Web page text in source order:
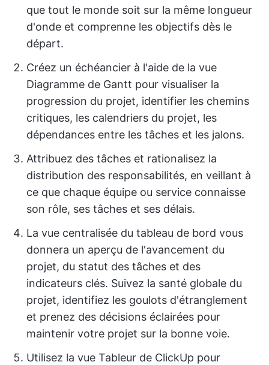
que tout le monde soit sur la même longueur
d'onde et comprenne les objectifs dès le
départ.
Créez un échéancier à l'aide de la vue
Diagramme de Gantt pour visualiser la
progression du projet, identifier les chemins
critiques, les calendriers du projet, les
dépendances entre les tâches et les jalons.
Attribuez des tâches et rationalisez la
distribution des responsabilités, en veillant à
ce que chaque équipe ou service connaisse
son rôle, ses tâches et ses délais.
La vue centralisée du tableau de bord vous
donnera un aperçu de l'avancement du
projet, du statut des tâches et des
indicateurs clés. Suivez la santé globale du
projet, identifiez les goulots d'étranglement
et prenez des décisions éclairées pour
maintenir votre projet sur la bonne voie.
Utilisez la vue Tableur de ClickUp pour